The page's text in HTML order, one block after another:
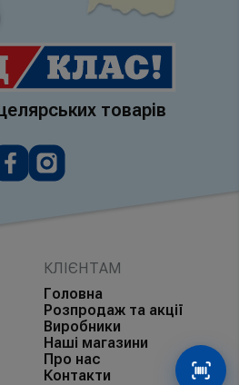
товарів
КЛІЄНТАМ
Головна
Розпродаж та акції
Виробники
Наші магазини
Про нас
Контакти